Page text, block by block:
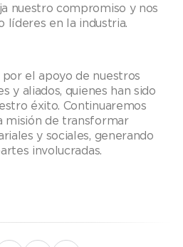
nuestro compromiso y nos
líderes en la industria.
el apoyo de nuestros
y aliados, quienes han sido
éxito. Continuaremos
misión de transformar
y sociales, generando
involucradas.